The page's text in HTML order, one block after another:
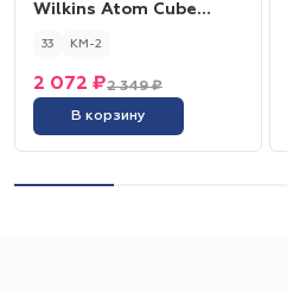
Wilkins Atom Cube
33 КМ-2
2 349 ₽
2 072 ₽
В корзину